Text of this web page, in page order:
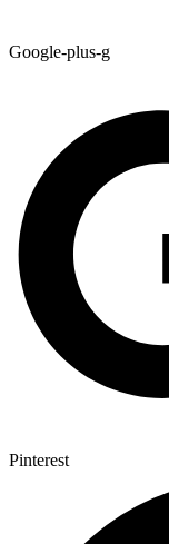
Google-plus-g
Pinterest